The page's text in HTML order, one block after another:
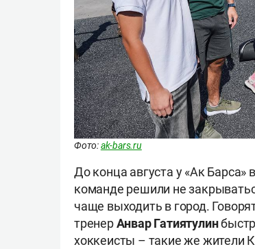
Фото:ak-bars.ru
До конца августа у «Ак
команде решили не
чаще выходить в город.
тренерАнвар Гатиятулин
хоккеисты – такие же жители